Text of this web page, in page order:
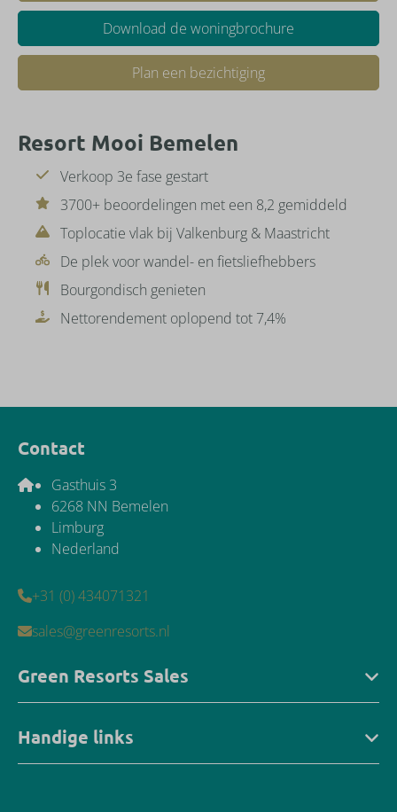
Download de woningbrochure
Plan een bezichtiging
Resort Mooi Bemelen
Verkoop 3e fase gestart
3700+ beoordelingen met een 8,2 gemiddeld
Toplocatie vlak bij Valkenburg & Maastricht
De plek voor wandel- en fietsliefhebbers
Bourgondisch genieten
Nettorendement oplopend tot 7,4%
Contact
Gasthuis 3
6268 NN Bemelen
Limburg
Nederland
+31 (0) 434071321
sales@greenresorts.nl
Green Resorts Sales
Handige links